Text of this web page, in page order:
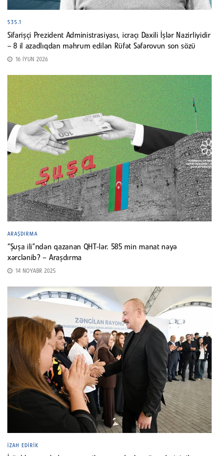
535.1
Sifarişçi Prezident Administrasiyası, icraçı Daxili İşlər Nazirliyidir
– 8 il azadlıqdan məhrum edilən Rüfət Səfərovun son sözü
16 İYUN 2026
ARAŞDIRMA
“Şuşa ili”ndən qazanan QHT-lər. 585 min manat nəyə
xərclənib? – Araşdırma
14 NOYABR 2025
İZAH EDIRIK